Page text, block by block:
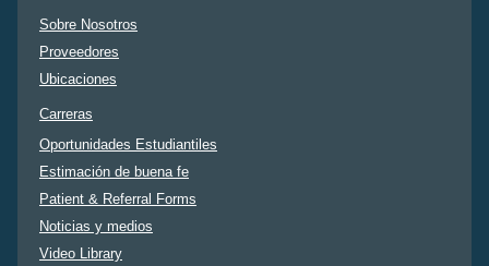
Sobre Nosotros
Proveedores
Ubicaciones
Carreras
Oportunidades Estudiantiles
Estimación de buena fe
Patient & Referral Forms
Noticias y medios
Video Library